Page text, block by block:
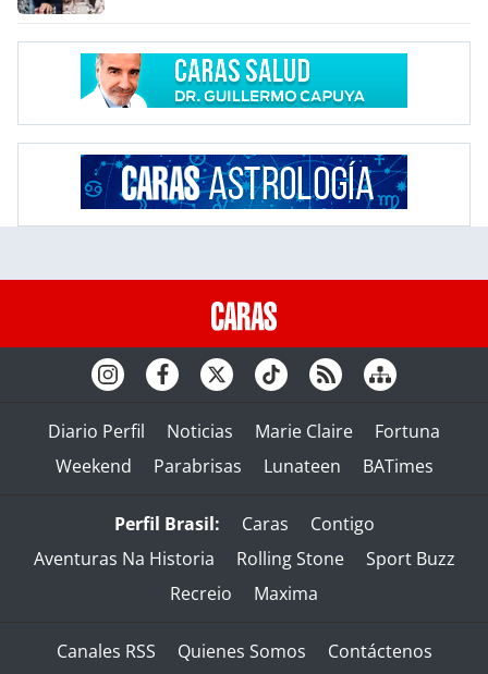
Diario Perfil Noticias Marie Claire
Fortuna
Weekend
Parabrisas Lunateen BATimes
Perfil Brasil: Caras
Contigo
Aventuras Na Historia
Rolling Stone
Sport Buzz
Recreio
Maxima
Canales RSS Quienes Somos
Contáctenos